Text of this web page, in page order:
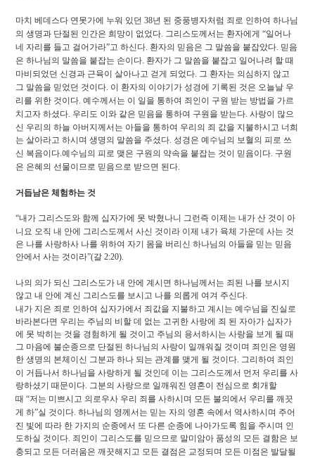
마치 베데스다 연못가에 누워 있던 38년 된 중풍병자처럼 죄로 인하여 하나님
의 생명과 단절된 인간은 희망이 없었다. 그리스도께서는 환자에게 “일어나
네 자리를 들고 걸어가라”고 하신다. 환자의 믿음은 그 말씀을 붙잡았다. 믿음
은 하나님의 말씀을 붙잡는 손이다. 환자가 그 말씀을 붙잡고 일어나려 할 때
마비되었던 신경과 근육이 살아나고 걷게 되었다. 그 환자는 의심하지 않고
그 말씀을 믿었던 것이다. 이 환자의 이야기가 성경에 기록된 것은 오늘날 우
리를 위한 것이다. 예수께서는 이 일을 통하여 죄인이 구원 받는 방법을 가르
치고자 하셨다. 우리도 이와 같은 믿음을 통하여 구원을 받는다. 사랑이 많으
신 우리의 하늘 아버지께서는 아들을 통하여 우리의 죄 값을 지불하시고 너희
는 살아라고 하시며 생명의 말씀을 주셨다. 성경은 예수님의 보혈의 피로 쓰
신 복음이다.예수님의 피로 맺은 구원의 약속을 붙잡는 것이 믿음이다. 구원
은 은혜의 선물이므로 믿음으로 받으면 된다.
거듭남은 체험하는 것
“내가 그리스도와 함께 십자가에 못 박혔나니 그런즉 이제는 내가 산 것이 아
니요 오직 내 안에 그리스도께서 사신 것이라 이제 내가 육체 가운데 사는 것
은 나를 사랑하사 나를 위하여 자기 몸을 버리신 하나님의 아들을 믿는 믿음
안에서 사는 것이라”(갈 2:20).
나의 의가 되신 그리스도가 내 안에 계시면 하나님께서는 죄된 나를 보시지
않고 내 안에 계신 그리스도를 보시고 나를 의롭게 여겨 주신다.
내가 지은 죄로 인하여 십자가에서 죄값을 지불하고 계시는 예수님을 진실로
바라본다면 우리는 주님의 비할 데 없는 고귀한 사랑에 죄 된 자아가 십자가
에 못 박히는 것을 경험하게 될 것이고 주님의 용서하시는 사랑을 보게 될 때
그 마음에 불순종으로 단절된 하나님의 사랑이 일깨워질 것이며 죄인은 영원
한 생명의 본체이신 그분과 하나 되는 관계를 맺게 될 것이다. 그리하여 죄인
이 거듭나서 하나님을 사랑하게 될 것인데 이는 그리스도께서 먼저 우리를 사
랑하셨기 때문이다. 그분의 사랑으로 일깨워진 영혼이 전심으로 회개할
때 “저는 미쁘시고 의로우사 우리 죄를 사하시며 모든 불의에서 우리를 깨끗
게 하”실 것이다. 하나님의 영께서는 믿는 자의 영혼 속에서 역사하시며 주어
진 빛에 따라 한 가지의 순종에서 또 다른 순종에 나아가도록 힘을 주시며 인
도하실 것이다. 죄인이 그리스도를 믿으므로 말미암아 품성의 모든 결함은 보
충되고 모든 더러움은 깨끗해지고 모든 결점은 교정되며 모든 미점은 발달될